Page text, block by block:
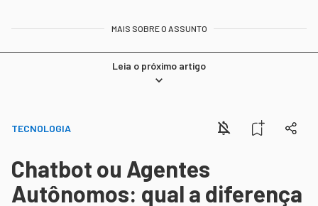
MAIS SOBRE O ASSUNTO
Leia o próximo artigo
TECNOLOGIA
Chatbot ou Agentes
Autônomos: qual a diferença